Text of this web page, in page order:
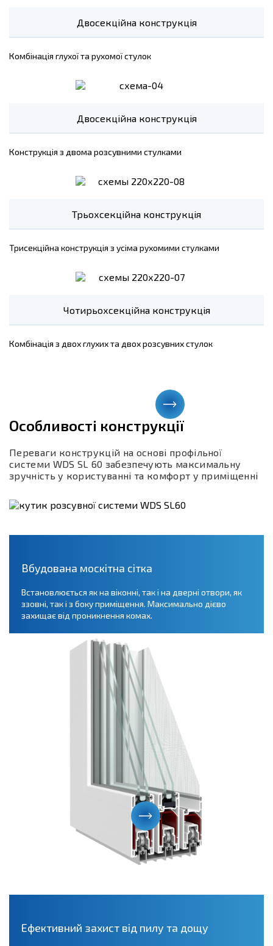
Двосекційна конструкція
Комбінація глухої та рухомої стулок
Двосекційна конструкція
Конструкція з двома розсувними стулками
Трьохсекційна конструкція
Трисекційна конструкція з усіма рухомими стулками
Чотирьохсекційна конструкція
Комбінація з двох глухих та двох розсувних стулок
Особливості конструкції
Переваги конструкцій на основі профільної
системи WDS SL 60 забезпечують максимальну
зручність у користуванні та комфорт у приміщенні
Вбудована москітна сітка
Встановлюється як на віконні, так і на дверні отвори, як
ззовні, так і з боку приміщення. Максимально дієво
захищає від проникнення комах.
Ефективний захист від пилу та дощу